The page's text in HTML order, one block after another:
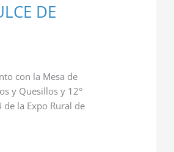
DE
con la Mesa de
y Quesillos y 12°
la Expo Rural de